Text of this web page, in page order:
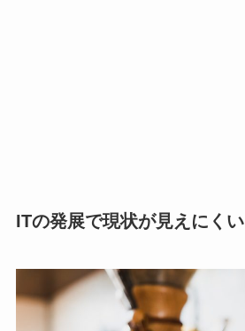
ITの発展で現状が見えにくい